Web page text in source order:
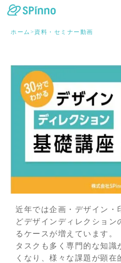
ホーム > 資料・セミナー動画
近年では企画・デザイン・
どデザインディレクション
るケースが増えています。
タスクも多く専門的な知識
くなり、様々な課題が顕在